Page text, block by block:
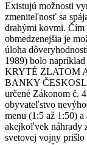
Existujú možnosti
zmeniteľnosť sa
drahými kovmi. Čím
obmedzenejšia je
úloha
1989) bolo
KRYTÉ ZLATOM
BANKY
určené Zákonom č.
obyvateľstvo
menu (1:5 až 1:50)
akejkoľvek náhrady
svetovej vojny prišlo